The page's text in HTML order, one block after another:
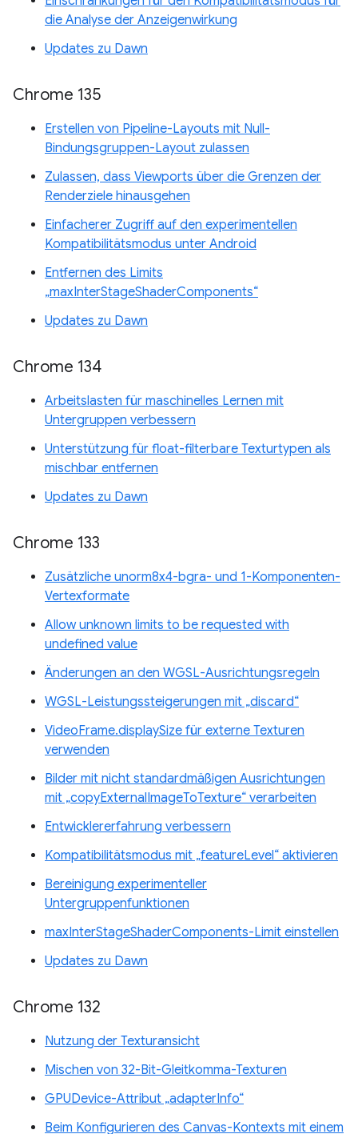
die Analyse der Anzeigenwirkung
Updates zu Dawn
Chrome 135
Erstellen von Pipeline-Layouts mit Null-
Bindungsgruppen-Layout zulassen
Zulassen, dass Viewports über die Grenzen der
Renderziele hinausgehen
Einfacherer Zugriff auf den experimentellen
Kompatibilitätsmodus unter Android
Entfernen des Limits
„maxInterStageShaderComponents“
Updates zu Dawn
Chrome 134
Arbeitslasten für maschinelles Lernen mit
Untergruppen verbessern
Unterstützung für float-filterbare Texturtypen als
mischbar entfernen
Updates zu Dawn
Chrome 133
Zusätzliche unorm8x4-bgra- und 1-Komponenten-
Vertexformate
Allow unknown limits to be requested with
undefined value
Änderungen an den WGSL-Ausrichtungsregeln
WGSL-Leistungssteigerungen mit „discard“
VideoFrame.displaySize für externe Texturen
verwenden
Bilder mit nicht standardmäßigen Ausrichtungen
mit „copyExternalImageToTexture“ verarbeiten
Entwicklererfahrung verbessern
Kompatibilitätsmodus mit „featureLevel“ aktivieren
Bereinigung experimenteller
Untergruppenfunktionen
maxInterStageShaderComponents-Limit einstellen
Updates zu Dawn
Chrome 132
Nutzung der Texturansicht
Mischen von 32-Bit-Gleitkomma-Texturen
GPUDevice-Attribut „adapterInfo“
Beim Konfigurieren des Canvas-Kontexts mit einem